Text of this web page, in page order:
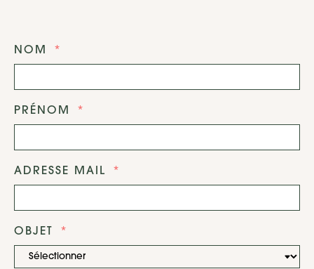
NOM
PRÉNOM
ADRESSE MAIL
OBJET